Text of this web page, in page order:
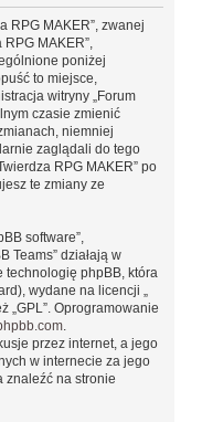
RPG MAKER”, zwanej
RPG MAKER”,
poniżej
to miejsce,
witryny „Forum
czasie zmienić
niemniej
zaglądali do tego
RPG MAKER” po
te zmiany ze
software”,
Teams” działają w
phpBB, która
wydane na licencji „
„GPL”. Oprogramowanie
przez internet, a jego
w internecie za jego
znaleźć na stronie